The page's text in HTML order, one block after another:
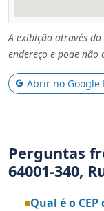
A exibição através
endereço e pode
Abrir no Google
Perguntas
64001-340,
Qual é o